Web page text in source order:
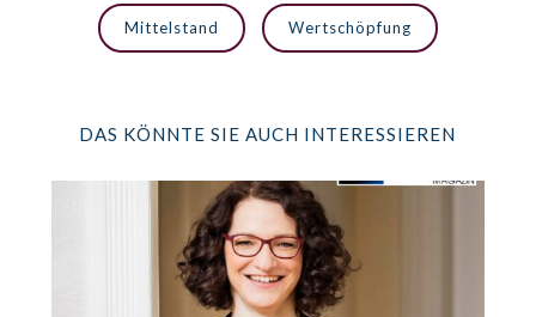
Mittelstand Wertschöpfung
DAS KÖNNTE SIE AUCH INTERESSIEREN